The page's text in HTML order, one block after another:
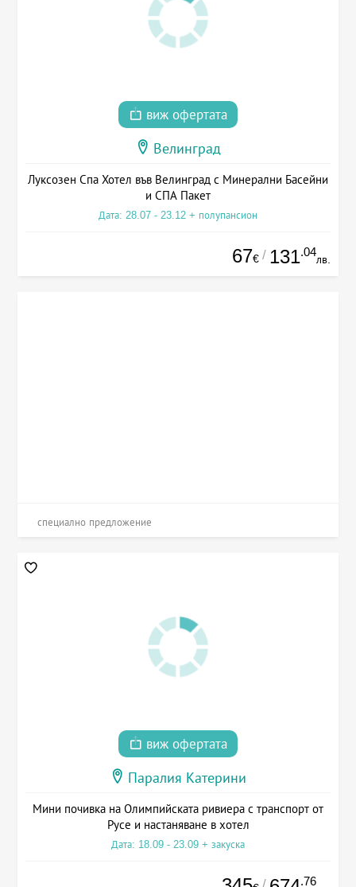
виж офертата
Велинград
Луксозен Спа Хотел във Велинград с Минерални Басейни
и СПА Пакет
Дата: 28.07 - 23.12 + полупансион
67€ / 131.04
лв.
специално предложение
виж офертата
Паралия Катерини
Мини почивка на Олимпийската ривиера с транспорт от
Русе и настаняване в хотел
Дата: 18.09 - 23.09 + закуска
.76